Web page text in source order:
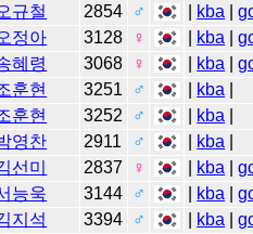
규철 2854 ♂ kba |
정아 3128 ♀ kba |
혜령 3068 ♀ kba |
훈현 3251 ♂ kba
훈현 3252 ♂ kba
영찬 2911 ♂ kba
선미 2837 ♀ kba |
능욱 3144 ♂ kba |
지석 3394 ♂ kba |